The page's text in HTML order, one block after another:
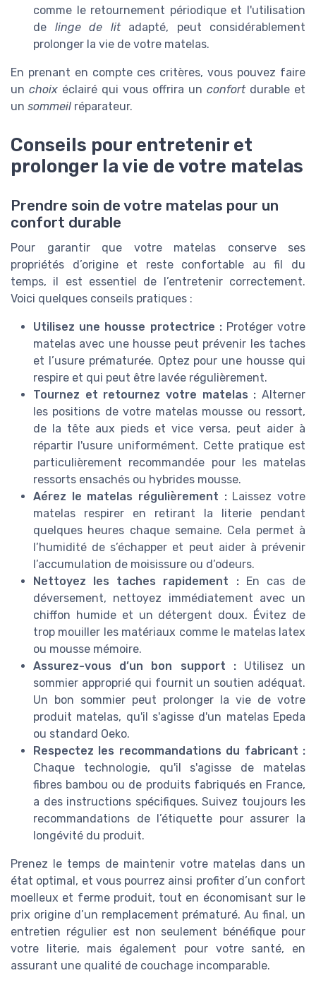
comme le retournement périodique et l'utilisation
de linge de litadapté, peut considérablement
prolonger la vie de votre matelas.
En prenant en compte ces critères, vous pouvez faire
un choix éclairé qui vous offrira un confortdurable et
un sommeil réparateur.
Conseils pour entretenir et
prolonger la vie de votre matelas
Prendre soin de votre matelas pour un
confort durable
Pour garantir que votre matelas conserve ses
propriétés d’origine et reste confortable au fil du
temps, il est essentiel de l’entretenir correctement.
Voici quelques conseils pratiques :
Utilisez une housse protectrice :Protéger votre
matelas avec une housse peut prévenir les taches
et l’usure prématurée. Optez pour une housse qui
respire et qui peut être lavée régulièrement.
Tournez et retournez votre matelas : Alterner
les positions de votre matelas mousse ou ressort,
de la tête aux pieds et vice versa, peut aider à
répartir l'usure uniformément. Cette pratique est
particulièrement recommandée pour les matelas
ressorts ensachés ou hybrides mousse.
Aérez le matelas régulièrement :Laissez votre
matelas respirer en retirant la literie pendant
quelques heures chaque semaine. Cela permet à
l’humidité de s’échapper et peut aider à prévenir
l’accumulation de moisissure ou d’odeurs.
Nettoyez les taches rapidement :En cas de
déversement, nettoyez immédiatement avec un
chiffon humide et un détergent doux. Évitez de
trop mouiller les matériaux comme le matelas latex
ou mousse mémoire.
Assurez-vous d’un bon support :Utilisez un
sommier approprié qui fournit un soutien adéquat.
Un bon sommier peut prolonger la vie de votre
produit matelas, qu'il s'agisse d'un matelas Epeda
ou standard Oeko.
Respectez les recommandations du fabricant :
Chaque technologie, qu'il s'agisse de matelas
fibres bambou ou de produits fabriqués en France,
a des instructions spécifiques. Suivez toujours les
recommandations de l’étiquette pour assurer la
longévité du produit.
Prenez le temps de maintenir votre matelas dans un
état optimal, et vous pourrez ainsi profiter d’un confort
moelleux et ferme produit, tout en économisant sur le
prix origine d’un remplacement prématuré. Au final, un
entretien régulier est non seulement bénéfique pour
votre literie, mais également pour votre santé, en
assurant une qualité de couchage incomparable.